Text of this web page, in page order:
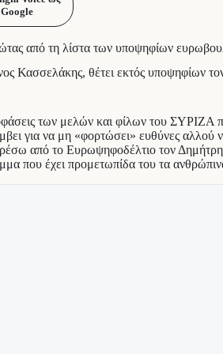
από τη λίστα των υποψηφίων
Κασσελάκης, θέτει εκτός υποψηφίων
των μελών και φίλων του ΣΥΡΙΖΑ
για να μη «φορτώσει» ευθύνες αλλού
από το Ευρωψηφοδέλτιο τον
που έχει προμετωπίδα του τα